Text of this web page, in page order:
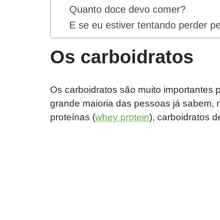
Quanto doce devo comer?
E se eu estiver tentando perder
Os carboidratos
Os carboidratos são muito importantes
grande maioria das pessoas já sabem,
proteínas (whey protein), carboidratos